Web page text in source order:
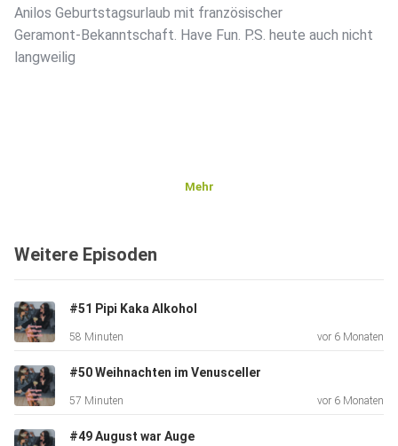
Anilos Geburtstagsurlaub mit französischer
Geramont-Bekanntschaft. Have Fun. P.S. heute auch nicht
langweilig
Mehr
Weitere Episoden
#51 Pipi Kaka Alkohol
58 Minuten vor 6 Monaten
#50 Weihnachten im Venusceller
57 Minuten vor 6 Monaten
#49 August war Auge